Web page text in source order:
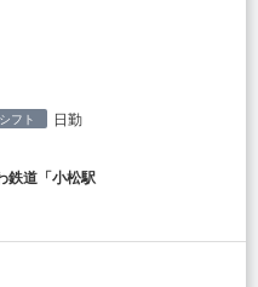
シフト 日勤
鉄道「小松駅